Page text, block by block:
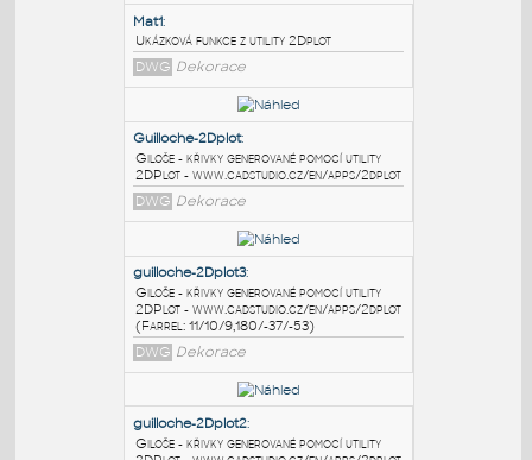
PODOBNÉ BLOKY
Mat1
Ukázková funkce z utility 2Dplot
DWG Dekorace
Guilloche-2Dplot
Giloše - křivky generované pomocí utility
2DPlot - www.cadstudio.cz/en/apps/2dplot
DWG Dekorace